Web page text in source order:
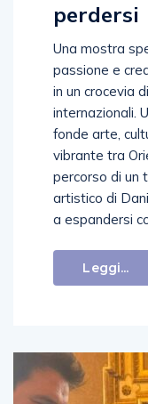
perdersi
Una mostra
passione e
in un crocevia
internazionali.
fonde arte,
vibrante tra
percorso di un
artistico di
a espandersi
Leggi...